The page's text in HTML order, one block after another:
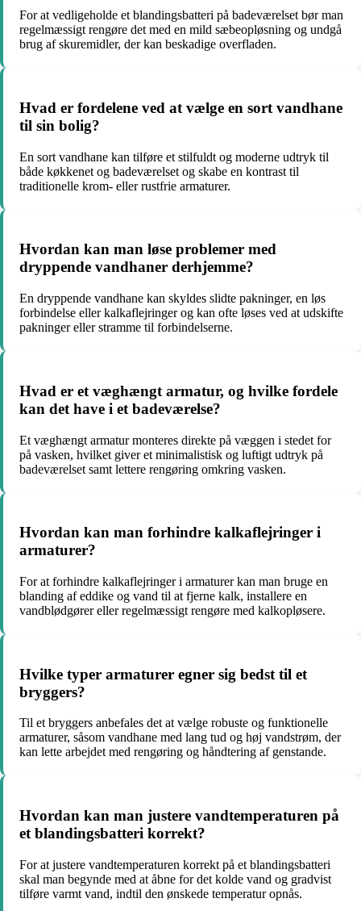
For at vedligeholde et blandingsbatteri på badeværelset bør man
regelmæssigt rengøre det med en mild sæbeopløsning og undgå
brug af skuremidler, der kan beskadige overfladen.
Hvad er fordelene ved at vælge en sort vandhane
til sin bolig?
En sort vandhane kan tilføre et stilfuldt og moderne udtryk til
både køkkenet og badeværelset og skabe en kontrast til
traditionelle krom- eller rustfrie armaturer.
Hvordan kan man løse problemer med
dryppende vandhaner derhjemme?
En dryppende vandhane kan skyldes slidte pakninger, en løs
forbindelse eller kalkaflejringer og kan ofte løses ved at udskifte
pakninger eller stramme til forbindelserne.
Hvad er et væghængt armatur, og hvilke fordele
kan det have i et badeværelse?
Et væghængt armatur monteres direkte på væggen i stedet for
på vasken, hvilket giver et minimalistisk og luftigt udtryk på
badeværelset samt lettere rengøring omkring vasken.
Hvordan kan man forhindre kalkaflejringer i
armaturer?
For at forhindre kalkaflejringer i armaturer kan man bruge en
blanding af eddike og vand til at fjerne kalk, installere en
vandblødgører eller regelmæssigt rengøre med kalkopløsere.
Hvilke typer armaturer egner sig bedst til et
bryggers?
Til et bryggers anbefales det at vælge robuste og funktionelle
armaturer, såsom vandhane med lang tud og høj vandstrøm, der
kan lette arbejdet med rengøring og håndtering af genstande.
Hvordan kan man justere vandtemperaturen på
et blandingsbatteri korrekt?
For at justere vandtemperaturen korrekt på et blandingsbatteri
skal man begynde med at åbne for det kolde vand og gradvist
tilføre varmt vand, indtil den ønskede temperatur opnås.